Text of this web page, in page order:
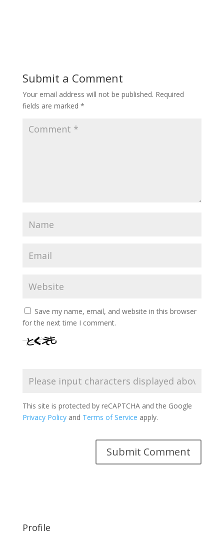
Submit a Comment
Your email address will not be published. Required
fields are marked *
Save my name, email, and website in this browser
for the next time I comment.
This site is protected by reCAPTCHA and the Google
Privacy Policyand Terms of Service apply.
Profile